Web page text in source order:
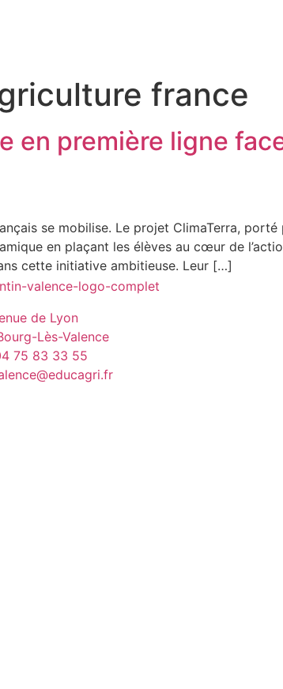
france
en première ligne
se mobilise. Le projet ClimaTerra,
en plaçant les élèves au cœur de
cette initiative ambitieuse. Leur […]
de Lyon
Lès-Valence
75 83 33 55